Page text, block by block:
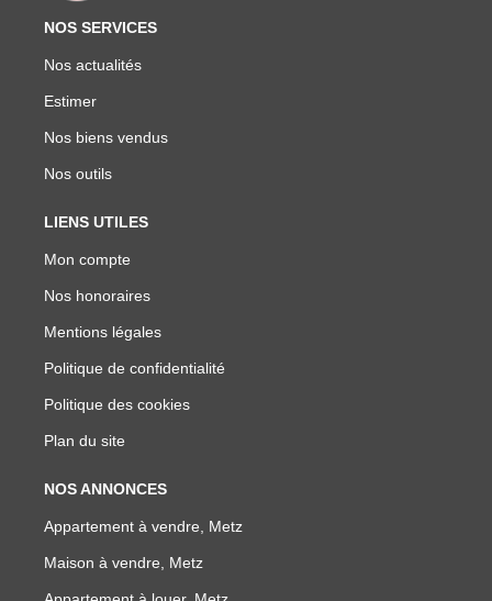
NOS SERVICES
Nos actualités
Estimer
Nos biens vendus
Nos outils
LIENS UTILES
Mon compte
Nos honoraires
Mentions légales
Politique de confidentialité
Politique des cookies
Plan du site
NOS ANNONCES
Appartement à vendre, Metz
Maison à vendre, Metz